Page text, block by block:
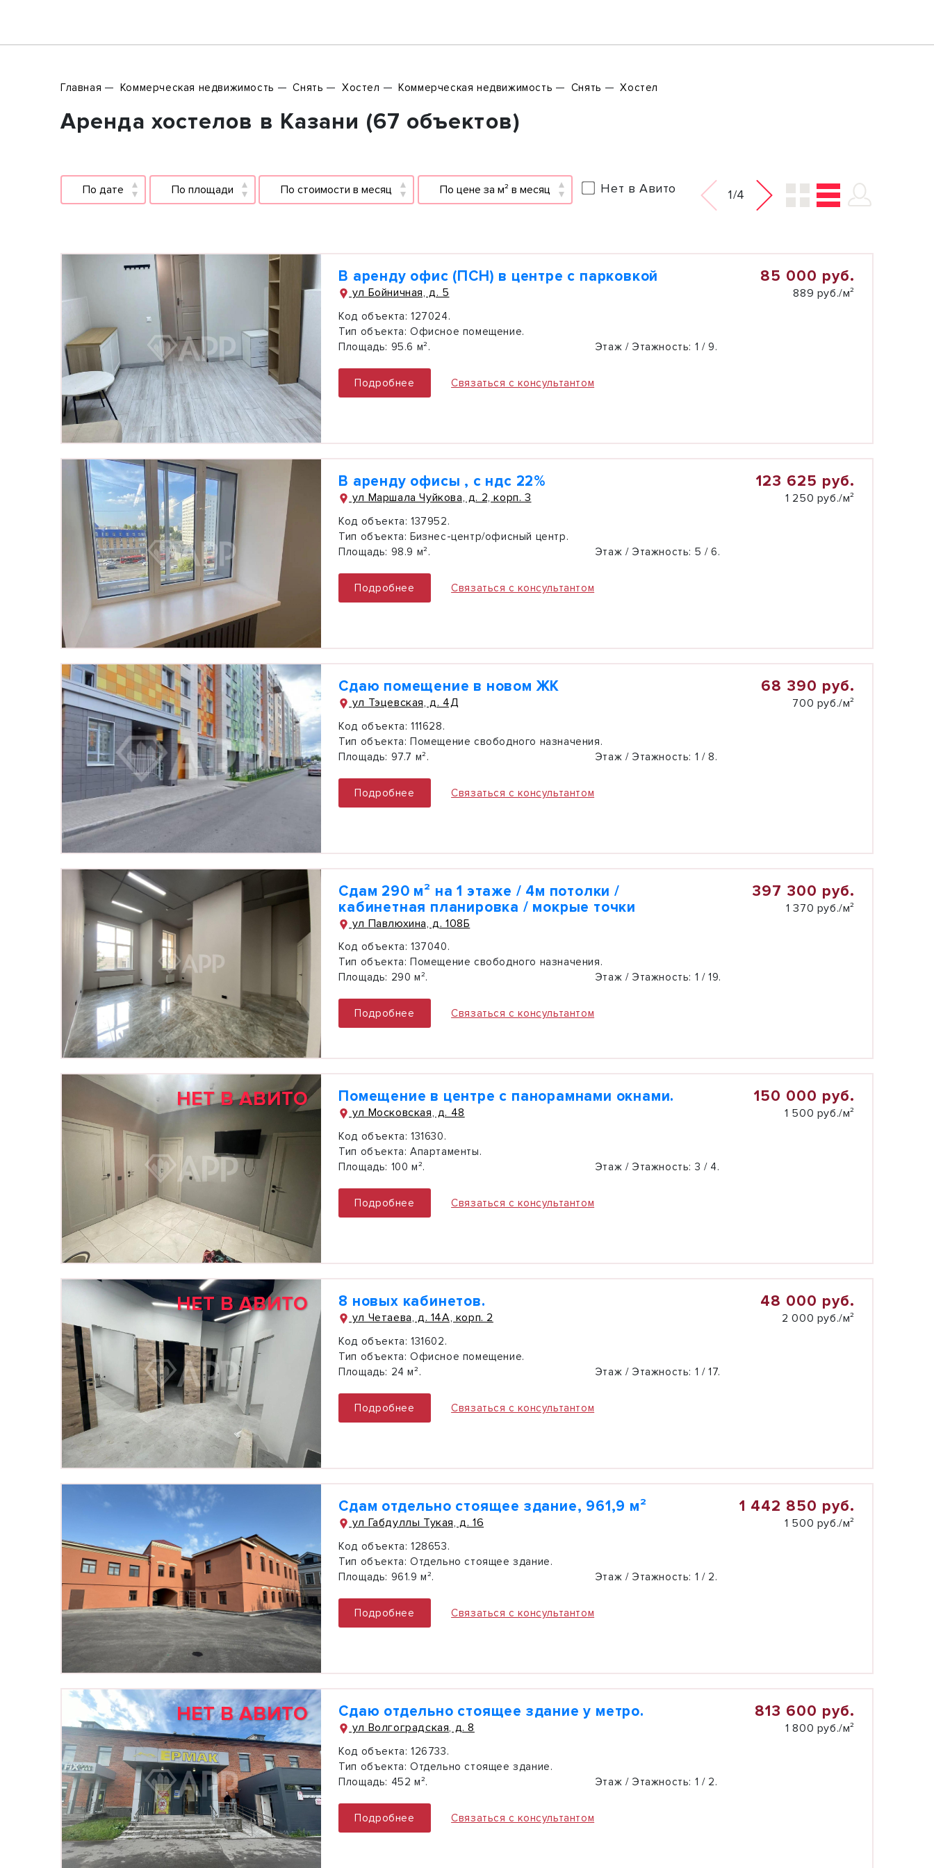
Главная Коммерческая недвижимость Снять Хостел Коммерческая недвижимость Снять Хостел
Аренда хостелов в Казани (67 объектов)
По дате По площади По стоимости в месяц По цене за м² в месяц Нет в Авито 1/4
В аренду офис (ПСН) в центре с парковкой
ул Бойничная, д. 5
85 000 руб.
889 руб./м²
Код объекта: 127024.
Тип объекта: Офисное помещение.
Площадь: 95.6 м². Этаж / Этажность: 1 / 9.
Подробнее Связаться с консультантом
В аренду офисы , с ндс 22%
ул Маршала Чуйкова, д. 2, корп. 3
123 625 руб.
1 250 руб./м²
Код объекта: 137952.
Тип объекта: Бизнес-центр/офисный центр.
Площадь: 98.9 м². Этаж / Этажность: 5 / 6.
Подробнее Связаться с консультантом
Сдаю помещение в новом ЖК
ул Тэцевская, д. 4Д
68 390 руб.
700 руб./м²
Код объекта: 111628.
Тип объекта: Помещение свободного назначения.
Площадь: 97.7 м². Этаж / Этажность: 1 / 8.
Подробнее Связаться с консультантом
Сдам 290 м² на 1 этаже / 4м потолки /
кабинетная планировка / мокрые точки
ул Павлюхина, д. 108Б
397 300 руб.
1 370 руб./м²
Код объекта: 137040.
Тип объекта: Помещение свободного назначения.
Площадь: 290 м². Этаж / Этажность: 1 / 19.
Подробнее Связаться с консультантом
НЕТ В АВИТО Помещение в центре с панорамнами окнами.
ул Московская, д. 48
150 000 руб.
1 500 руб./м²
Код объекта: 131630.
Тип объекта: Апартаменты.
Площадь: 100 м². Этаж / Этажность: 3 / 4.
Подробнее Связаться с консультантом
НЕТ В АВИТО 8 новых кабинетов.
ул Четаева, д. 14А, корп. 2
48 000 руб.
2 000 руб./м²
Код объекта: 131602.
Тип объекта: Офисное помещение.
Площадь: 24 м². Этаж / Этажность: 1 / 17.
Подробнее Связаться с консультантом
Сдам отдельно стоящее здание, 961,9 м²
ул Габдуллы Тукая, д. 16
1 442 850 руб.
1 500 руб./м²
Код объекта: 128653.
Тип объекта: Отдельно стоящее здание.
Площадь: 961.9 м². Этаж / Этажность: 1 / 2.
Подробнее Связаться с консультантом
НЕТ В АВИТО Cдаю отдельно стоящее здание у метро.
ул Волгоградская, д. 8
813 600 руб.
1 800 руб./м²
Код объекта: 126733.
Тип объекта: Отдельно стоящее здание.
Площадь: 452 м². Этаж / Этажность: 1 / 2.
Подробнее Связаться с консультантом